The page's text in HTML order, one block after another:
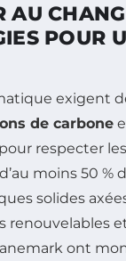
AU
POUR
exigent
de carbone
respecter
moins 50 %
solides
renouvelables
ont